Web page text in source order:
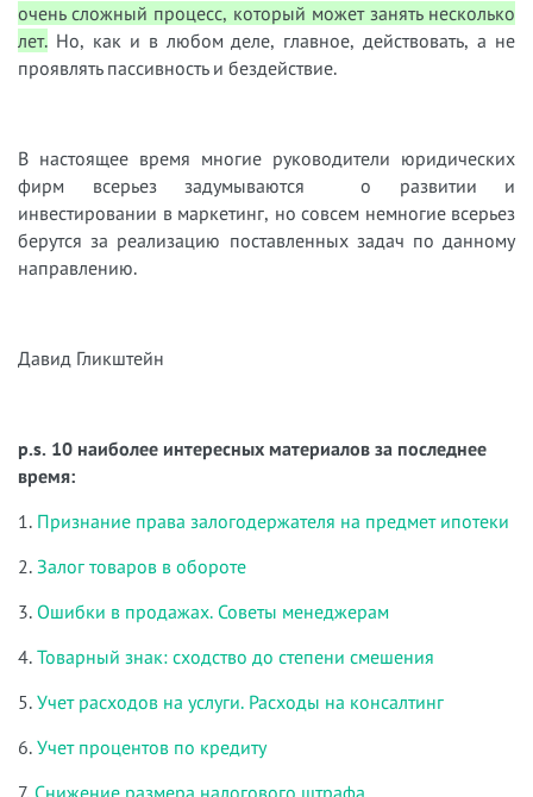
очень сложный процесс, который может занять несколько
лет. Но, как и в любом деле, главное, действовать, а не
проявлять пассивность и бездействие.
В настоящее время многие руководители юридических
фирм всерьез задумываются о развитии и
инвестировании в маркетинг, но совсем немногие всерьез
берутся за реализацию поставленных задач по данному
направлению.
Давид Гликштейн
p.s. 10 наиболее интересных материалов за последнее
время:
1. Признание права залогодержателя на предмет ипотеки
2. Залог товаров в обороте
3. Ошибки в продажах. Советы менеджерам
4. Товарный знак: сходство до степени смешения
5. Учет расходов на услуги. Расходы на консалтинг
6. Учет процентов по кредиту